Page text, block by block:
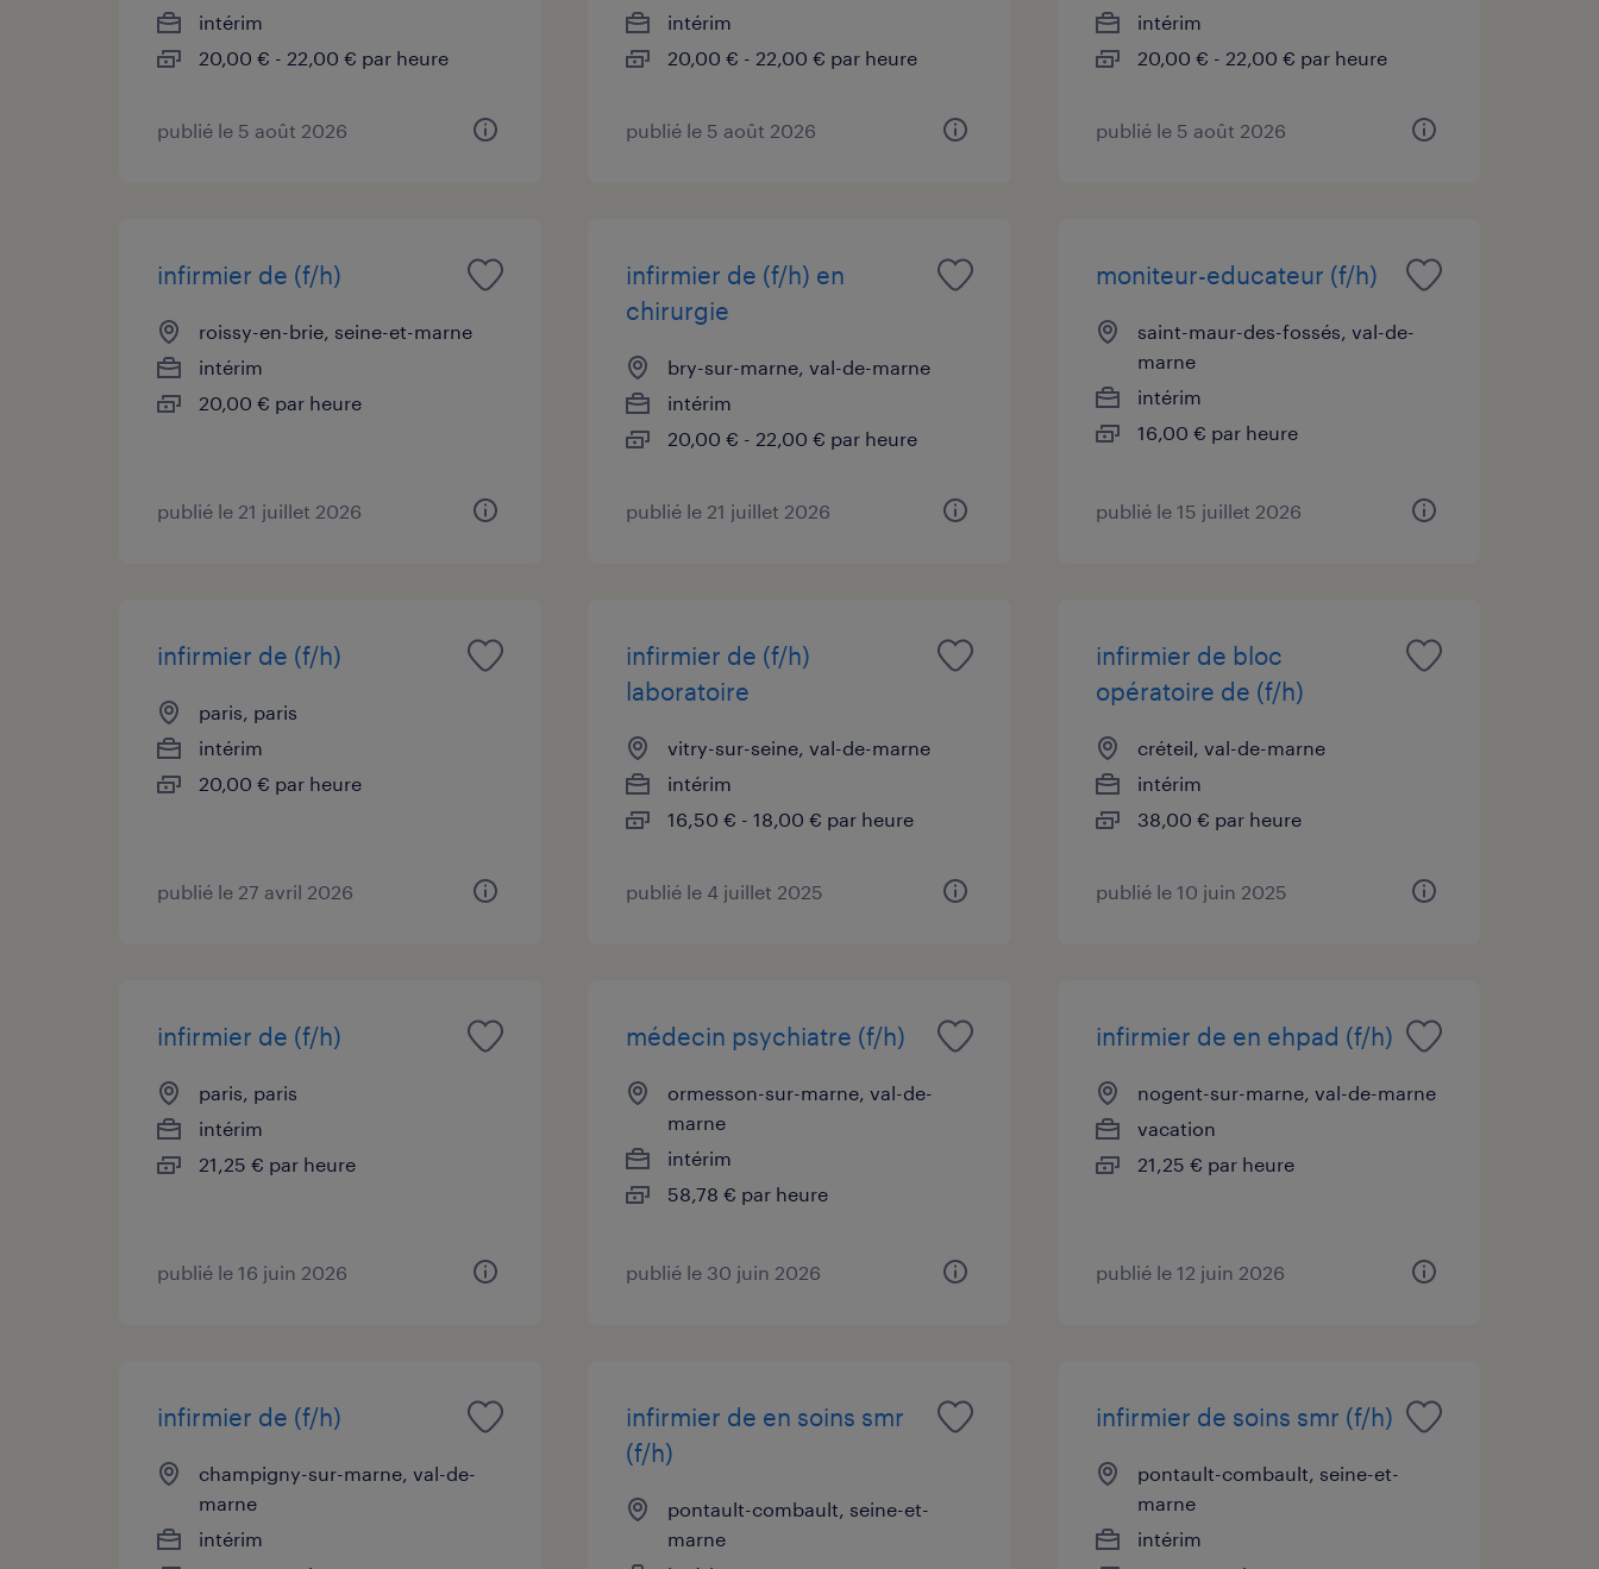
intérim
20,00 € - 22,00 € par heure
publié le 5 août 2026
intérim
20,00 € - 22,00 € par heure
publié le 5 août 2026
intérim
20,00 € - 22,00 € par heure
publié le 5 août 2026
infirmier de (f/h)
roissy-en-brie, seine-et-marne
intérim
20,00 € par heure
publié le 21 juillet 2026
infirmier de (f/h) en
chirurgie
bry-sur-marne, val-de-marne
intérim
20,00 € - 22,00 € par heure
publié le 21 juillet 2026
moniteur-educateur (f/h)
saint-maur-des-fossés, val-de-
marne
intérim
16,00 € par heure
publié le 15 juillet 2026
infirmier de (f/h)
paris, paris
intérim
20,00 € par heure
publié le 27 avril 2026
infirmier de (f/h)
laboratoire
vitry-sur-seine, val-de-marne
intérim
16,50 € - 18,00 € par heure
publié le 4 juillet 2025
infirmier de bloc
opératoire de (f/h)
créteil, val-de-marne
intérim
38,00 € par heure
publié le 10 juin 2025
infirmier de (f/h)
paris, paris
intérim
21,25 € par heure
publié le 16 juin 2026
médecin psychiatre (f/h)
ormesson-sur-marne, val-de-
marne
intérim
58,78 € par heure
publié le 30 juin 2026
infirmier de en ehpad (f/h)
nogent-sur-marne, val-de-marne
vacation
21,25 € par heure
publié le 12 juin 2026
infirmier de (f/h)
champigny-sur-marne, val-de-
marne
intérim
infirmier de en soins smr
(f/h)
pontault-combault, seine-et-
marne
infirmier de soins smr (f/h)
pontault-combault, seine-et-
marne
intérim